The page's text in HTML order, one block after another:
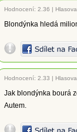
Hodnocení: 2.36 |
Blondýnka hledá
Hodnocení: 2.33 |
Jak blondýnka bourá
Autem.